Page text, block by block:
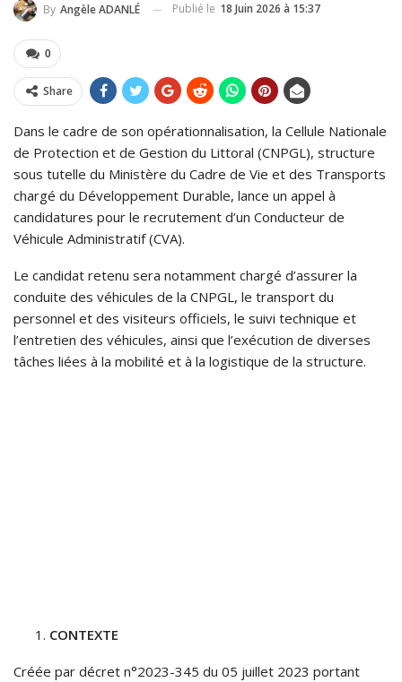
By Angèle ADANLÉ Publié le 18 Juin 2026 à 15:37
0
Share
Dans le cadre de son opérationnalisation, la Cellule Nationale
de Protection et de Gestion du Littoral (CNPGL), structure
sous tutelle du Ministère du Cadre de Vie et des Transports
chargé du Développement Durable, lance un appel à
candidatures pour le recrutement d’un Conducteur de
Véhicule Administratif (CVA).
Le candidat retenu sera notamment chargé d’assurer la
conduite des véhicules de la CNPGL, le transport du
personnel et des visiteurs officiels, le suivi technique et
l’entretien des véhicules, ainsi que l’exécution de diverses
tâches liées à la mobilité et à la logistique de la structure.
CONTEXTE
Créée par décret n°2023-345 du 05 juillet 2023 portant